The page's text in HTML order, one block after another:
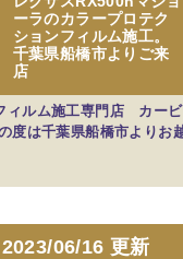
ーラのカラープロテク
ションフィルム施工。
千葉県船橋市よりご来
店
ィルム施工専門店 カー
度は千葉県船橋市よりお
2023/06/16 更新